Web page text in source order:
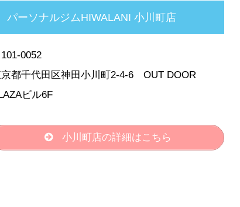
パーソナルジムHIWALANI 小川町店
0052
都千代田区神田小川町2-4-6 OUT DOOR
ビル6F
小川町店の詳細はこちら